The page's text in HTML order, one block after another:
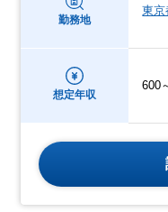
勤務地
東京
想定年収
600